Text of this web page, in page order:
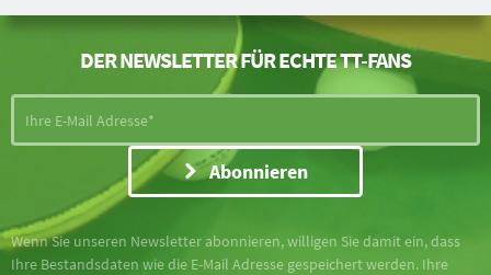
DER NEWSLETTER FÜR ECHTE TT-FANS
Abonnieren
Wenn Sie unseren Newsletter abonnieren, willigen Sie damit ein, dass
Ihre Bestandsdaten wie die E-Mail Adresse gespeichert werden. Ihre